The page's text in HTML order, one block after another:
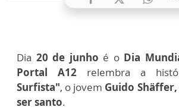
Dia 20 de junho é o Dia
Portal A12 relembra a
Surfista", o jovem Guido Shäffer,
ser santo.